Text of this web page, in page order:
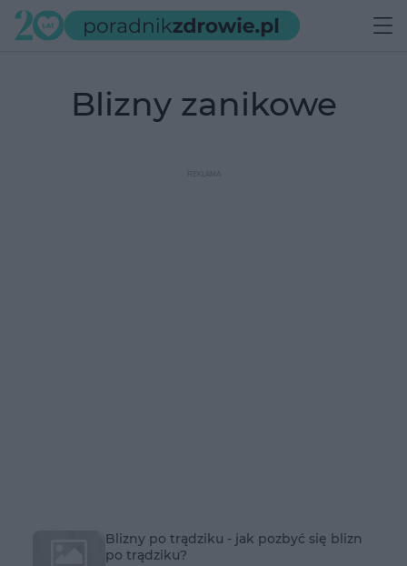
blizny zanikowe
Blizny po trądziku - jak pozbyć się blizn
po trądziku?